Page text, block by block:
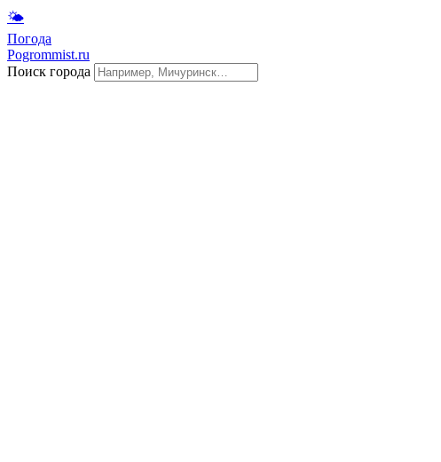
🌤
Погода
Pogrommist.ru
Поиск города